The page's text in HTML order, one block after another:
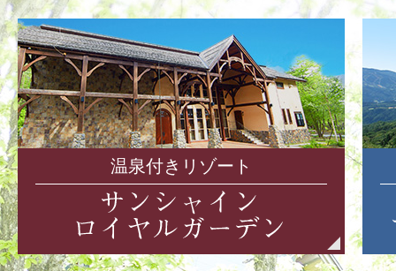
温泉付きリゾート